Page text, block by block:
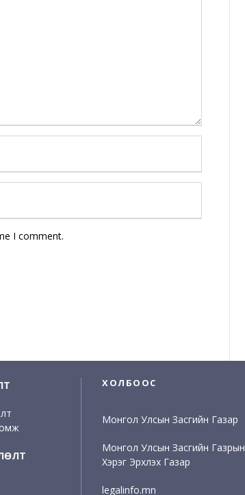
I comment.
ХОЛБООС
Монгол Улсын Засгийн Газар
Монгол Улсын Засгийн Газрын
Хэрэг Эрхлэх Газар
legalinfo.mn